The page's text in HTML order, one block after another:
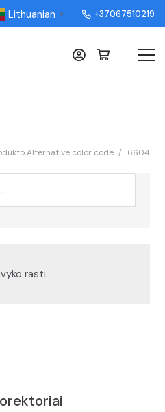
Lithuanian ▼ +37067510219
Alternative color code / 6604
rasti.